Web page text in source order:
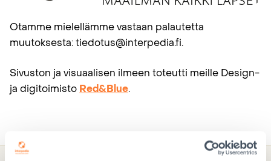
Otamme mielellämme vastaan palautetta
muutoksesta: tiedotus@interpedia.fi.
Sivuston ja visuaalisen ilmeen toteutti meille Design-
ja digitoimisto Red&Blue.